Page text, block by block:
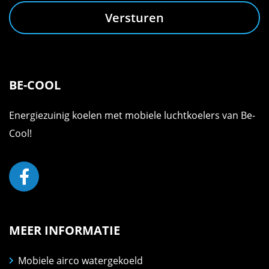
Versturen
BE-COOL
Energiezuinig koelen met mobiele luchtkoelers van Be-
Cool!
MEER INFORMATIE
Mobiele airco watergekoeld